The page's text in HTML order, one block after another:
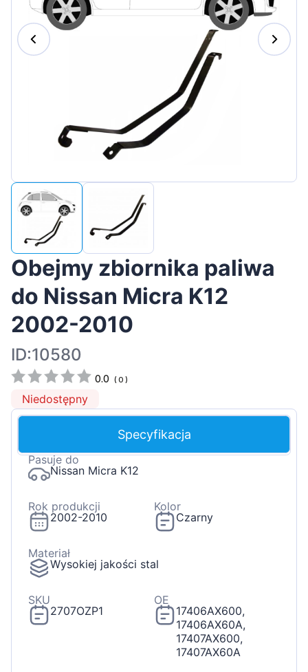
Português
Slovenian
Latvian
Slovenčina
Obejmy zbiornika paliwa
do Nissan Micra K12
2002-2010
ID:10580
0.0 (0 )
Niedostępny
Specyfikacja
Pasuje do
Nissan Micra K12
Rok produkcji
2002-2010
Kolor
Czarny
Materiał
Wysokiej jakości stal
SKU
2707OZP1
OE
17406AX600,
17406AX60A,
17407AX600,
17407AX60A